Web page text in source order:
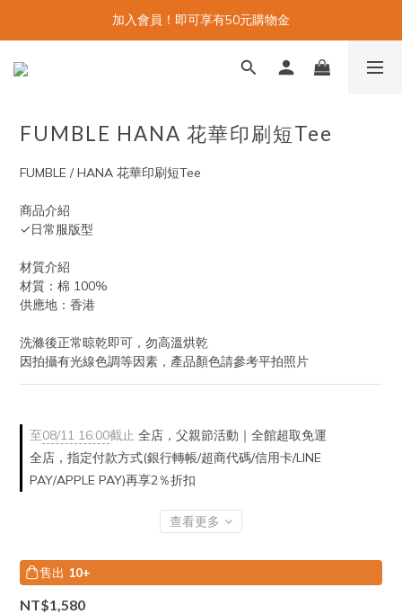
加入會員！即可享有50元購物金
FUMBLE HANA 花華印刷短Tee
FUMBLE / HANA 花華印刷短Tee
商品介紹
✓日常服版型
材質介紹
材質：棉 100%
供應地：香港
洗滌後正常晾乾即可，勿高溫烘乾
因拍攝有光線色調等因素，產品顏色請參考平拍照片
至08/11 16:00截止 全店，父親節活動｜全館超取免運
全店，指定付款方式(銀行轉帳/超商代碼/信用卡/LINE
PAY/APPLE PAY)再享2％折扣
查看更多
售出 10+
NT$1,580